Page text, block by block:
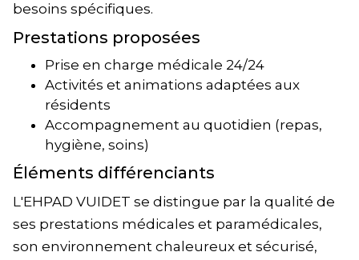
besoins spécifiques.
Prestations proposées
Prise en charge médicale 24/24
Activités et animations adaptées aux
résidents
Accompagnement au quotidien (repas,
hygiène, soins)
Éléments différenciants
L'EHPAD VUIDET se distingue par la qualité de
ses prestations médicales et paramédicales,
son environnement chaleureux et sécurisé,